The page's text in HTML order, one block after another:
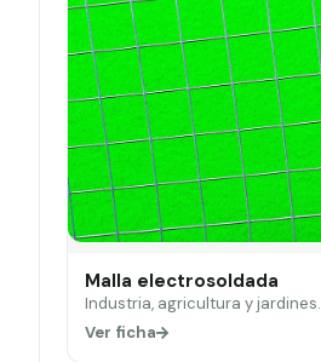
Malla electrosoldada
Industria, agricultura y jardines.
Ver ficha